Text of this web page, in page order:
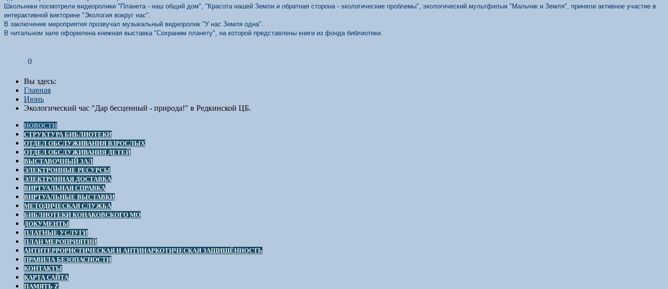
Школьники посмотрели видеоролики "Планета - наш общий дом", "Красота нашей Земли и обратная сторона - экологические проблемы", экологический мультфильм "Мальчик и Земля", приняли активное участие в
интерактивной викторине "Экология вокруг нас".
В заключение мероприятия прозвучал музыкальный видеоролик "У нас Земля одна".
В читальном зале оформлена книжная выставка "Сохраним планету", на которой представлены книги из фонда библиотеки.
0
Вы здесь:
Главная
Июнь
Экологический час "Дар бесценный - природа!" в Редкинской ЦБ.
НОВОСТИ
СТРУКТУРА БИБЛИОТЕКИ
ОТДЕЛ ОБСЛУЖИВАНИЯ ВЗРОСЛЫХ
ОТДЕЛ ОБСЛУЖИВАНИЯ ДЕТЕЙ
ВЫСТАВОЧНЫЙ ЗАЛ
ЭЛЕКТРОННЫЕ РЕСУРСЫ
ЭЛЕКТРОННАЯ ДОСТАВКА
ВИРТУАЛЬНАЯ СПРАВКА
ВИРТУАЛЬНЫЕ ВЫСТАВКИ
МЕТОДИЧЕСКАЯ СЛУЖБА
БИБЛИОТЕКИ КОНАКОВСКОГО МО
ДОКУМЕНТЫ
ПЛАТНЫЕ УСЛУГИ
ПЛАН МЕРОПРИЯТИЙ
АНТИТЕРРОРИСТИЧЕСКАЯ И АНТИНАРКОТИЧЕСКАЯ ЗАЩИЩЁННОСТЬ
ПРАВИЛА БЕЗОПАСНОСТИ
КОНТАКТЫ
КАРТА САЙТА
ПАМЯТЬ Z